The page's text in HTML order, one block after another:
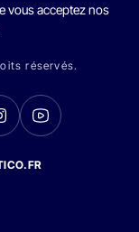
vous acceptez nos
réservés.